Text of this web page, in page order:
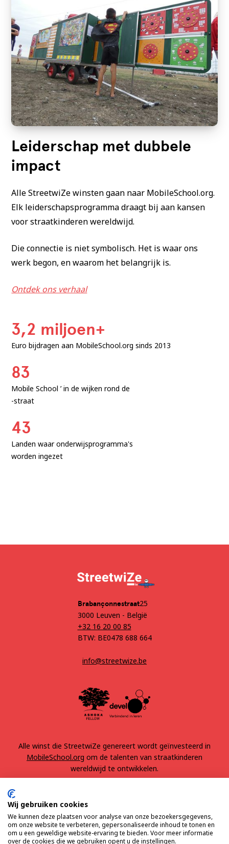
Leiderschap met dubbele
impact
Alle StreetwiZe winsten gaan naar MobileSchool.org.
Elk leiderschapsprogramma draagt bij aan kansen
voor straatkinderen wereldwijd.
Die connectie is niet symbolisch. Het is waar ons
werk begon, en waarom het belangrijk is.
Ontdek ons verhaal
3,2 miljoen+
Euro bijdragen aan MobileSchool.org sinds 2013
83
Mobile School ’ in de wijken rond de
-straat
43
Landen waar onderwijsprogramma's
worden ingezet
‍Brabançonnestraat25
3000 Leuven - België
+32 16 20 00 85
BTW: BE0478 688 664
info@streetwize.be
Alle winst die StreetwiZe genereert wordt geïnvesteerd in
MobileSchool.org om de talenten van straatkinderen
wereldwijd te ontwikkelen.
Wij gebruiken cookies
We kunnen deze plaatsen voor analyse van onze bezoekersgegevens,
om onze website te verbeteren, gepersonaliseerde inhoud te tonen en
om u een geweldige website-ervaring te bieden. Voor meer informatie
over de cookies die we gebruiken opent u de instellingen.